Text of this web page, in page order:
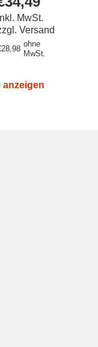
MwSt.
Versand
ohne
MwSt.